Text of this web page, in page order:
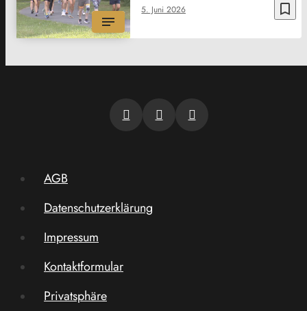
bookmark_border
5. Juni 2026
AGB
Datenschutzerklärung
Impressum
Kontaktformular
Privatsphäre